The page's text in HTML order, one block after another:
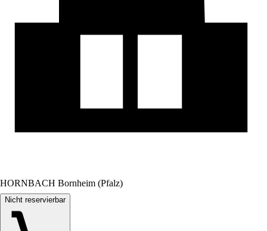
HORNBACH Bornheim (Pfalz)
Nicht reservierbar